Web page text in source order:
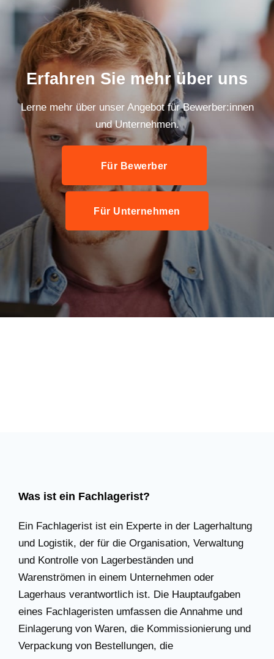
Erfahren Sie mehr über uns
Lerne mehr über unser Angebot für Bewerber:innen
und Unternehmen.
Für Bewerber
Für Unternehmen
Was ist ein Fachlagerist?
Ein Fachlagerist ist ein Experte in der Lagerhaltung
und Logistik, der für die Organisation, Verwaltung
und Kontrolle von Lagerbeständen und
Warenströmen in einem Unternehmen oder
Lagerhaus verantwortlich ist. Die Hauptaufgaben
eines Fachlageristen umfassen die Annahme und
Einlagerung von Waren, die Kommissionierung und
Verpackung von Bestellungen, die